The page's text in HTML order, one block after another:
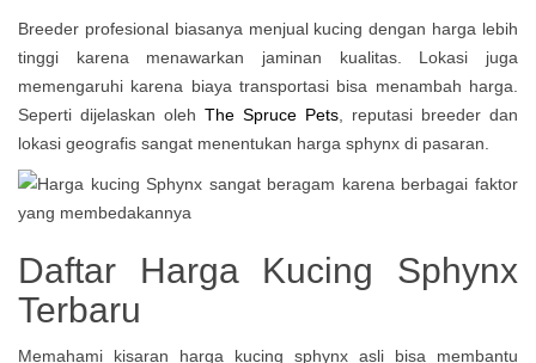
Breeder profesional biasanya menjual kucing dengan harga lebih
tinggi karena menawarkan jaminan kualitas. Lokasi juga
memengaruhi karena biaya transportasi bisa menambah harga.
Seperti dijelaskan oleh The Spruce Pets , reputasi breeder dan
lokasi geografis sangat menentukan harga sphynx di pasaran.
Daftar Harga Kucing Sphynx
Terbaru
Memahami kisaran harga kucing sphynx asli bisa membantu